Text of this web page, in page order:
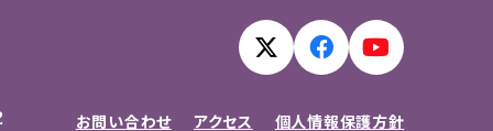
お問い合わせ アクセス 個人情報保護方針